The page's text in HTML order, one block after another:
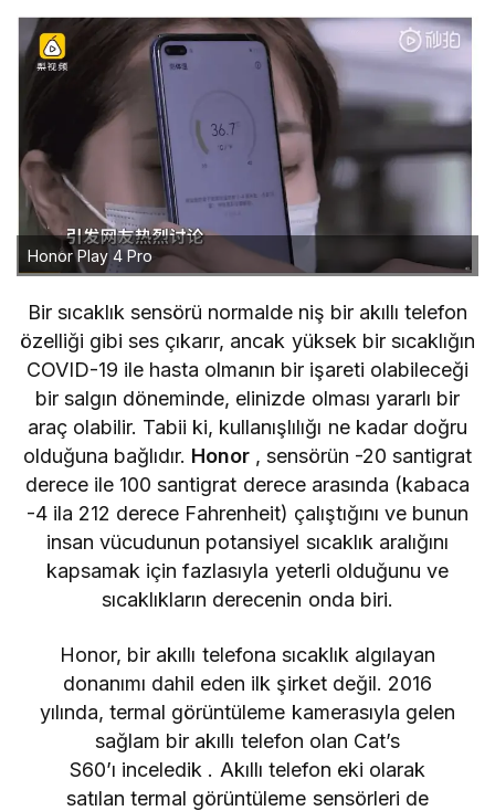
Honor Play 4 Pro
Bir sıcaklık sensörü normalde niş bir akıllı telefon
özelliği gibi ses çıkarır, ancak yüksek bir sıcaklığın
COVID-19 ile hasta olmanın bir işareti olabileceği
bir salgın döneminde, elinizde olması yararlı bir
araç olabilir. Tabii ki, kullanışlılığı ne kadar doğru
olduğuna bağlıdır. Honor, sensörün -20 santigrat
derece ile 100 santigrat derece arasında (kabaca
-4 ila 212 derece Fahrenheit) çalıştığını ve bunun
insan vücudunun potansiyel sıcaklık aralığını
kapsamak için fazlasıyla yeterli olduğunu ve
sıcaklıkların derecenin onda biri.
Honor, bir akıllı telefona sıcaklık algılayan
donanımı dahil eden ilk şirket değil. 2016
yılında, termal görüntüleme kamerasıyla gelen
sağlam bir akıllı telefon olan Cat’s
S60’ı inceledik . Akıllı telefon eki olarak
satılan termal görüntüleme sensörleri de